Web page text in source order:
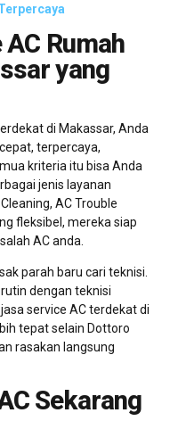
Rumah
yang
di Makassar, Anda
terpercaya,
kriteria itu bisa Anda
jenis layanan
AC Trouble
fleksibel, mereka siap
AC anda.
parah baru cari teknisi.
dengan teknisi
service AC terdekat di
tepat selain Dottoro
rasakan langsung
Sekarang